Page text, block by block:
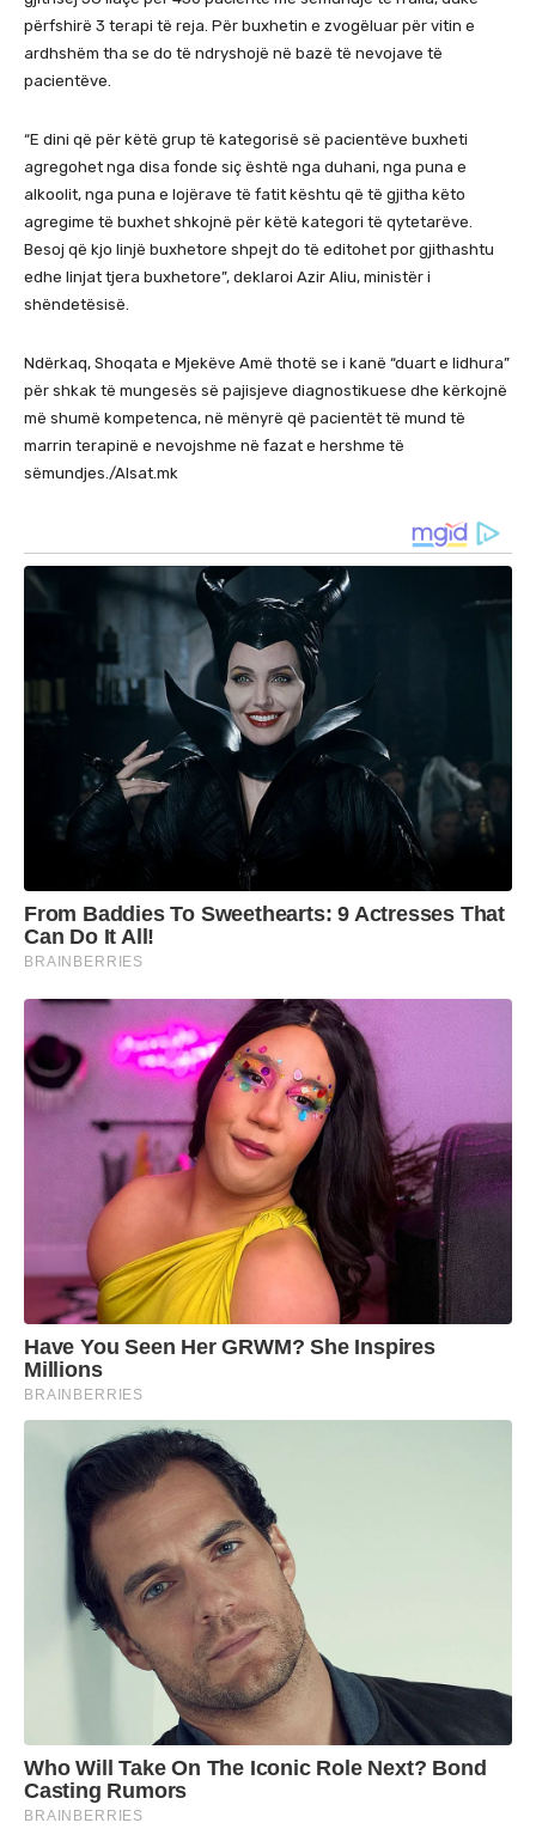
përfshirë 3 terapi të reja. Për buxhetin e zvogëluar për vitin e
ardhshëm tha se do të ndryshojë në bazë të nevojave të
pacientëve.
“E dini që për këtë grup të kategorisë së pacientëve buxheti
agregohet nga disa fonde siç është nga duhani, nga puna e
alkoolit, nga puna e lojërave të fatit kështu që të gjitha këto
agregime të buxhet shkojnë për këtë kategori të qytetarëve.
Besoj që kjo linjë buxhetore shpejt do të editohet por gjithashtu
edhe linjat tjera buxhetore”, deklaroi Azir Aliu, ministër i
shëndetësisë.
Ndërkaq, Shoqata e Mjekëve Amë thotë se i kanë “duart e lidhura”
për shkak të mungesës së pajisjeve diagnostikuese dhe kërkojnë
më shumë kompetenca, në mënyrë që pacientët të mund të
marrin terapinë e nevojshme në fazat e hershme të
sëmundjes./Alsat.mk